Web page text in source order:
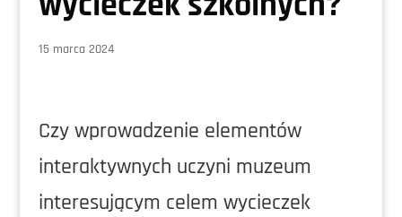
15 marca 2024
Czy wprowadzenie elementów
interaktywnych uczyni muzeum
interesującym celem wycieczek